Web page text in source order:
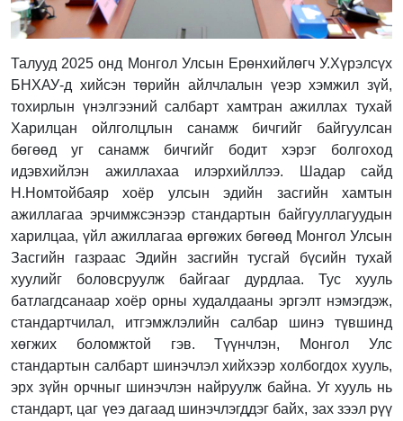
Талууд 2025 онд Монгол Улсын Ерөнхийлөгч У.Хүрэлсүх
БНХАУ-д хийсэн төрийн айлчлалын үеэр хэмжил зүй,
тохирлын үнэлгээний салбарт хамтран ажиллах тухай
Харилцан ойлголцлын санамж бичгийг байгуулсан
бөгөөд уг санамж бичгийг бодит хэрэг болгоход
идэвхийлэн ажиллахаа илэрхийллээ. Шадар сайд
Н.Номтойбаяр хоёр улсын эдийн засгийн хамтын
ажиллагаа эрчимжсэнээр стандартын байгууллагуудын
харилцаа, үйл ажиллагаа өргөжих бөгөөд Монгол Улсын
Засгийн газраас Эдийн засгийн тусгай бүсийн тухай
хуулийг боловсруулж байгааг дурдлаа. Тус хууль
батлагдсанаар хоёр орны худалдааны эргэлт нэмэгдэж,
стандартчилал, итгэмжлэлийн салбар шинэ түвшинд
хөгжих боломжтой гэв. Түүнчлэн, Монгол Улс
стандартын салбарт шинэчлэл хийхээр холбогдох хууль,
эрх зүйн орчныг шинэчлэн найруулж байна. Уг хууль нь
стандарт, цаг үеэ дагаад шинэчлэгддэг байх, зах зээл рүү